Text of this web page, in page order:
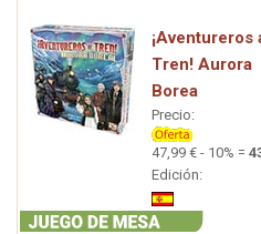
¡Aventureros
Tren! Aurora
Borea
Precio:
47,99 € - 10% =
Edición: